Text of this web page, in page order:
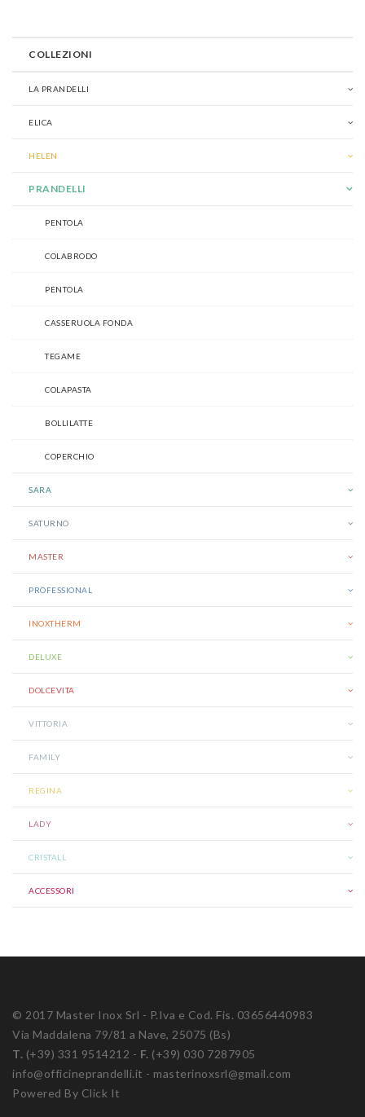
COLLEZIONI
LA PRANDELLI
ELICA
HELEN
PRANDELLI
PENTOLA
COLABRODO
PENTOLA
CASSERUOLA FONDA
TEGAME
COLAPASTA
BOLLILATTE
COPERCHIO
SARA
SATURNO
MASTER
PROFESSIONAL
INOXTHERM
DELUXE
DOLCEVITA
VITTORIA
FAMILY
REGINA
LADY
CRISTALL
ACCESSORI
© 2017 Master Inox Srl - P.Iva e Cod. Fis. 03656440983
Via Maddalena 79/81 a Nave, 25075 (Bs)
T. (+39) 331 9514212 - F. (+39) 030 7287905
info@officineprandelli.it - masterinoxsrl@gmail.com
Powered By Click It